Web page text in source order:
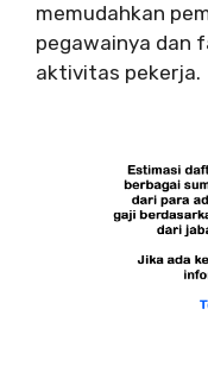
memudahkan
pegawainya dan
aktivitas pekerja.